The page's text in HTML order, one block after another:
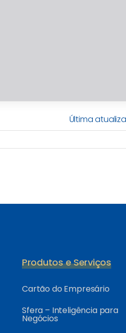
Última
Produtos e Serviços
Cartão do Empresário
Sfera – Inteligência para
Negócios